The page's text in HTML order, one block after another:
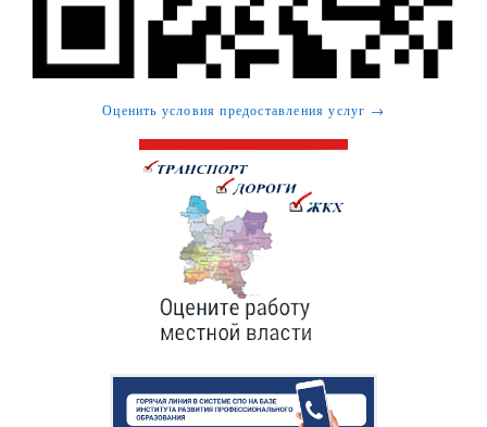
Оценить условия предоставления услуг →